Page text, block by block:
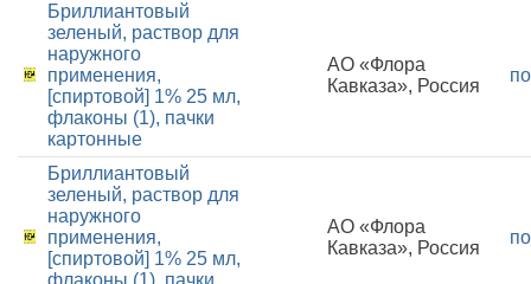
Бриллиантовый
зеленый, раствор для
наружного
применения,
[спиртовой] 1% 25 мл,
флаконы (1), пачки
картонные
АО «Флора
Кавказа», Россия
Бриллиантовый
зеленый, раствор для
наружного
применения,
[спиртовой] 1% 25 мл,
флаконы (1), пачки
АО «Флора
Кавказа», Россия